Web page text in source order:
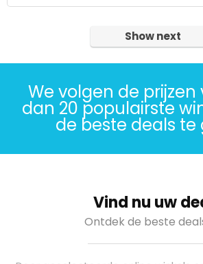
Show next
We volgen de
dan 20 populairste
de beste deals te
Vind nu uw
Ontdek de beste